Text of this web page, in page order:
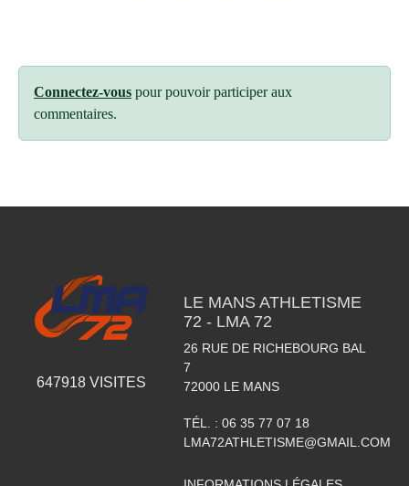
Connectez-vous pour pouvoir participer aux
commentaires.
647918 VISITES
LE MANS ATHLETISME
72 - LMA 72
26 RUE DE RICHEBOURG BAL
7
72000 LE MANS
TÉL. : 06 35 77 07 18
LMA72ATHLETISME@GMAIL.COM